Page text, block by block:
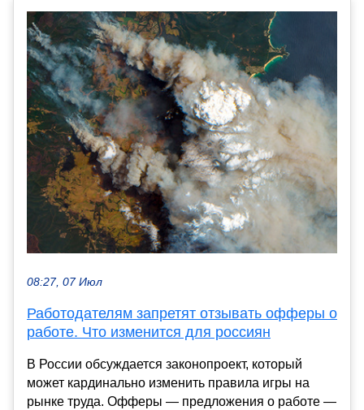
08:27, 07 Июл
Работодателям запретят отзывать офферы о
работе. Что изменится для россиян
В России обсуждается законопроект, который
может кардинально изменить правила игры на
рынке труда. Офферы — предложения о работе —